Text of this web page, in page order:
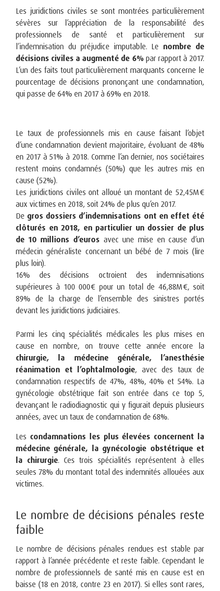
Les juridictions civiles se sont montrées particulièrement
sévères sur l’appréciation de la responsabilité des
professionnels de santé et particulièrement sur
l’indemnisation du préjudice imputable. Le nombre de
décisions civiles a augmenté de 6% par rapport à 2017.
L’un des faits tout particulièrement marquants concerne le
pourcentage de décisions prononçant une condamnation,
qui passe de 64% en 2017 à 69% en 2018.
Le taux de professionnels mis en cause faisant l’objet
d’une condamnation devient majoritaire, évoluant de 48%
en 2017 à 51% à 2018. Comme l’an dernier, nos sociétaires
restent moins condamnés (50%) que les autres mis en
cause (52%).
Les juridictions civiles ont alloué un montant de 52,45M€
aux victimes en 2018, soit 24% de plus qu’en 2017.
De gros dossiers d’indemnisations ont en effet été
clôturés en 2018, en particulier un dossier de plus
de 10 millions d’euros avec une mise en cause d’un
médecin généraliste concernant un bébé de 7 mois (lire
plus loin).
16% des décisions octroient des indemnisations
supérieures à 100 000€ pour un total de 46,88M€, soit
89% de la charge de l’ensemble des sinistres portés
devant les juridictions judiciaires.
Parmi les cinq spécialités médicales les plus mises en
cause en nombre, on trouve cette année encore la
chirurgie, la médecine générale, l’anesthésie
réanimation et l’ophtalmologie, avec des taux de
condamnation respectifs de 47%, 48%, 40% et 54%. La
gynécologie obstétrique fait son entrée dans ce top 5,
devançant le radiodiagnostic qui y figurait depuis plusieurs
années, avec un taux de condamnation de 68%.
Les condamnations les plus élevées concernent la
médecine générale, la gynécologie obstétrique et
la chirurgie. Ces trois spécialités représentent à elles
seules 78% du montant total des indemnités allouées aux
victimes.
Le nombre de décisions pénales reste
faible
Le nombre de décisions pénales rendues est stable par
rapport à l’année précédente et reste faible. Cependant le
nombre de professionnels de santé mis en cause est en
baisse (18 en 2018, contre 23 en 2017). Si elles sont rares,